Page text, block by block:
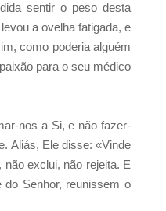
sentir o peso desta
a ovelha fatigada, e
como poderia alguém
para o seu médico
nos a Si, e não fazer-
Aliás, Ele disse: «Vinde
exclui, não rejeita. E
Senhor, reunissem o